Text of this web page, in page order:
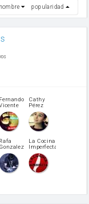
nombre popularidad
Fernando
Cathy
Pérez
Rafa
Gonzalez
La Cocina
Imperfecta